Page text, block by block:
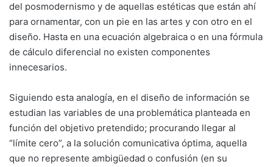
del posmodernismo y de aquellas estéticas que están ahí
para ornamentar, con un pie en las artes y con otro en el
diseño. Hasta en una ecuación algebraica o en una fórmula
de cálculo diferencial no existen componentes
innecesarios.
Siguiendo esta analogía, en el diseño de información se
estudian las variables de una problemática planteada en
función del objetivo pretendido; procurando llegar al
“límite cero”, a la solución comunicativa óptima, aquella
que no represente ambigüedad o confusión (en su